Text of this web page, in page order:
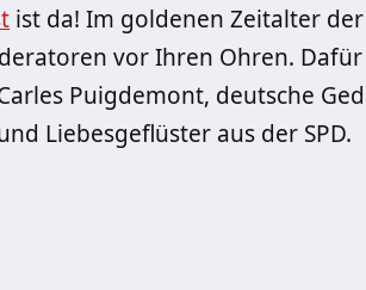
ist da! Im goldenen Zeitalter
vor Ihren Ohren.
Puigdemont, deutsche
Liebesgeflüster aus der SPD.